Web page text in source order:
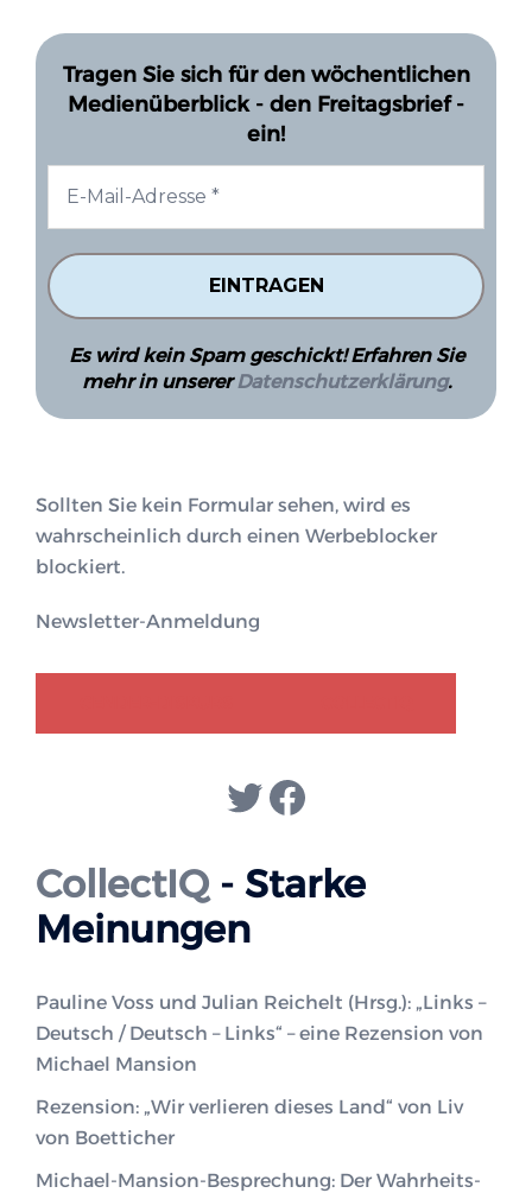
Tragen Sie sich für den wöchentlichen
Medienüberblick - den Freitagsbrief -
ein!
Es wird kein Spam geschickt! Erfahren Sie
mehr in unsererDatenschutzerklärung.
Sollten Sie kein Formular sehen, wird es
wahrscheinlich durch einen Werbeblocker
blockiert.
Newsletter-Anmeldung
Twitter
Facebook
CollectIQ - Starke
Meinungen
Pauline Voss und Julian Reichelt (Hrsg.): „Links –
Deutsch / Deutsch – Links“ – eine Rezension von
Michael Mansion
Rezension: „Wir verlieren dieses Land“ von Liv
von Boetticher
Michael-Mansion-Besprechung: Der Wahrheits-